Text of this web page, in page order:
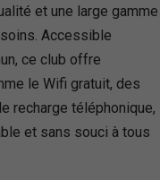
et une large gamme
Accessible
ce club offre
le Wifi gratuit, des
recharge téléphonique,
et sans souci à tous